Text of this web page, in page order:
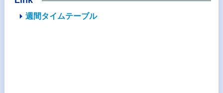
週間タイムテーブル